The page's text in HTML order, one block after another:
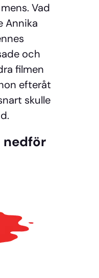
Vad
Annika
och
filmen
efteråt
skulle
nedför